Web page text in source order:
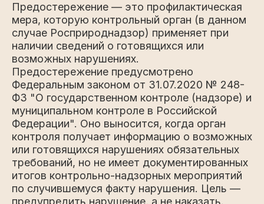
Предостережение — это профилактическая
мера, которую контрольный орган (в данном
случае Росприроднадзор) применяет при
наличии сведений о готовящихся или
возможных нарушениях.
Предостережение предусмотрено
Федеральным законом от 31.07.2020 № 248-
ФЗ "О государственном контроле (надзоре) и
муниципальном контроле в Российской
Федерации". Оно выносится, когда орган
контроля получает информацию о возможных
или готовящихся нарушениях обязательных
требований, но не имеет документированных
итогов контрольно-надзорных мероприятий
по случившемуся факту нарушения. Цель —
предупредить нарушение, а не наказать.